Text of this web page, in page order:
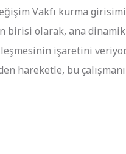
Vakfı kurma
birisi olarak, ana
işaretini
hareketle, bu